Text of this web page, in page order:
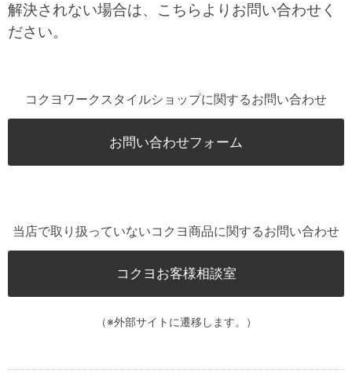
解決されない場合は、こちらよりお問い合わせく
ださい。
コクヨワークスタイルショップに関するお問い合わせ
お問い合わせフォーム
当店で取り扱っていないコクヨ商品に関するお問い合わせ
コクヨお客様相談室
（※外部サイトに遷移します。）